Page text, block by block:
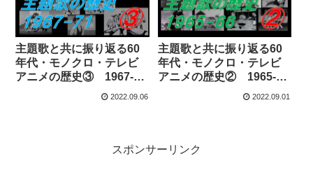
主題歌と共に振り返る60
年代・モノクロ・テレビ
アニメの歴史③ 1967-
2022.09.06
主題歌と共に振り返る60
年代・モノクロ・テレビ
アニメの歴史② 1965-
2022.09.01
スポンサーリンク